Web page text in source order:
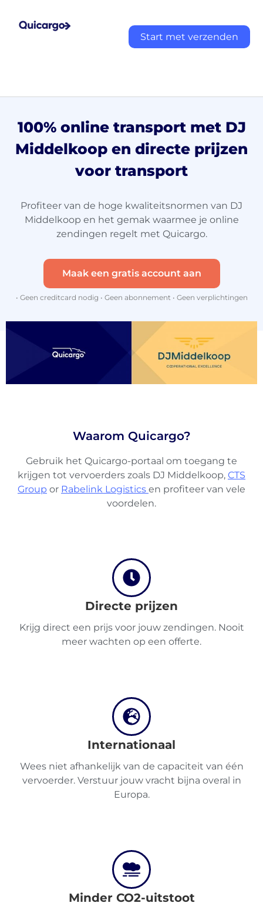
Start met verzenden
100% online transport met DJ
Middelkoop en directe prijzen
voor transport
Profiteer van de hoge kwaliteitsnormen van DJ
Middelkoop en het gemak waarmee je online
zendingen regelt met Quicargo.
Maak een gratis account aan
• Geen creditcard nodig • Geen abonnement • Geen verplichtingen
Waarom Quicargo?
Gebruik het Quicargo-portaal om toegang te
krijgen tot vervoerders zoals DJ Middelkoop, CTS
Group or Rabelink Logistics en profiteer van vele
voordelen.
Directe prijzen
Krijg direct een prijs voor jouw zendingen. Nooit
meer wachten op een offerte.
Internationaal
Wees niet afhankelijk van de capaciteit van één
vervoerder. Verstuur jouw vracht bijna overal in
Europa.
Minder CO2-uitstoot